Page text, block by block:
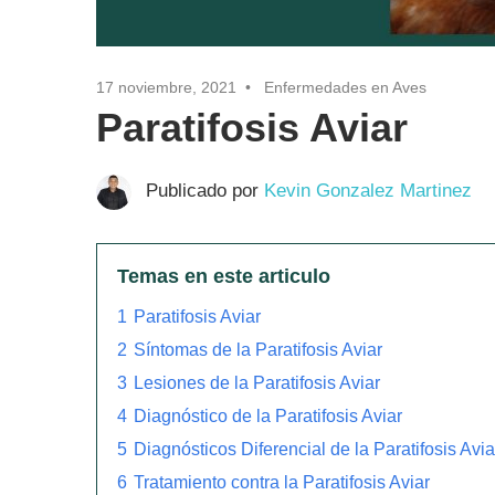
17 noviembre, 2021 Enfermedades en Aves
Paratifosis Aviar
Publicado por Kevin Gonzalez Martinez
Temas en este articulo
1 Paratifosis Aviar
2 Síntomas de la Paratifosis Aviar
3 Lesiones de la Paratifosis Aviar
4 Diagnóstico de la Paratifosis Aviar
5 Diagnósticos Diferencial de la Paratifosis
6 Tratamiento contra la Paratifosis Aviar